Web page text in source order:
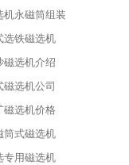
机永磁筒组装
选铁磁选机
磁选机介绍
磁选机公司
磁选机价格
筒式磁选机
专用磁选机